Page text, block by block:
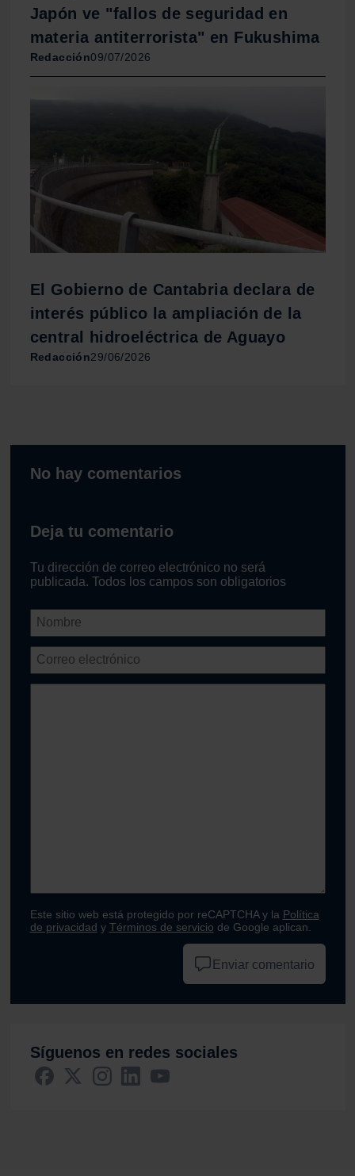
Japón ve "fallos de seguridad en
materia antiterrorista" en Fukushima
Redacción09/07/2026
El Gobierno de Cantabria declara de
interés público la ampliación de la
central hidroeléctrica de Aguayo
Redacción29/06/2026
No hay comentarios
Deja tu comentario
Tu dirección de correo electrónico no será
publicada. Todos los campos son obligatorios
Este sitio web está protegido por reCAPTCHA y la Política
de privacidad y Términos de servicio de Google aplican.
Enviar comentario
Síguenos en redes sociales